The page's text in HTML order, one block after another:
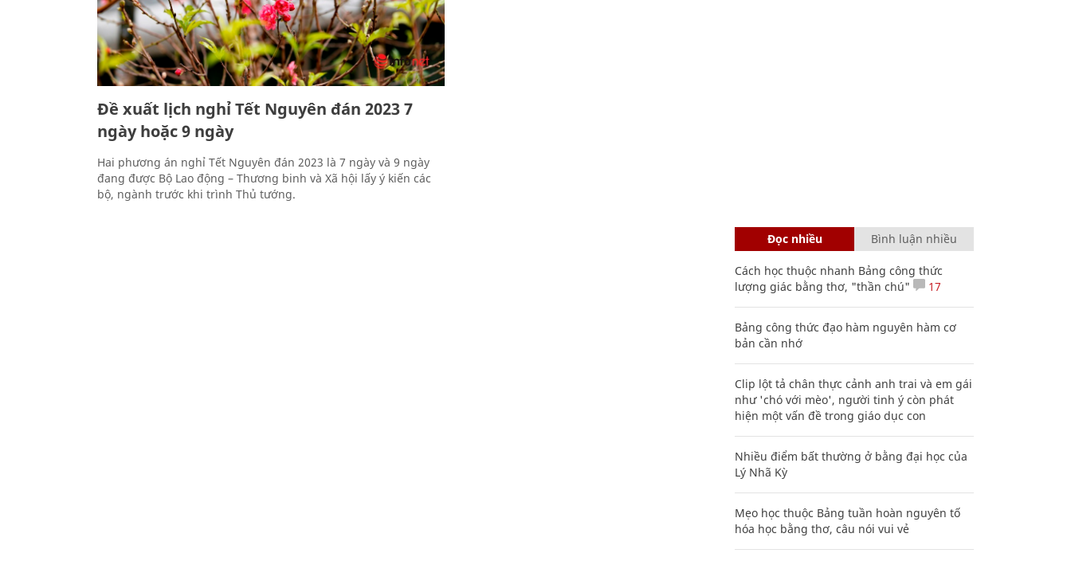
Đề xuất lịch nghỉ Tết Nguyên đán 2023 7
ngày hoặc 9 ngày
Hai phương án nghỉ Tết Nguyên đán 2023 là 7 ngày và 9 ngày
đang được Bộ Lao động – Thương binh và Xã hội lấy ý kiến các
bộ, ngành trước khi trình Thủ tướng.
Đọc nhiều Bình luận nhiều
Cách học thuộc nhanh Bảng công thức
lượng giác bằng thơ, "thần chú"
17
Bảng công thức đạo hàm nguyên hàm cơ
bản cần nhớ
Clip lột tả chân thực cảnh anh trai và em gái
như 'chó với mèo', người tinh ý còn phát
hiện một vấn đề trong giáo dục con
Nhiều điểm bất thường ở bằng đại học của
Lý Nhã Kỳ
Mẹo học thuộc Bảng tuần hoàn nguyên tố
hóa học bằng thơ, câu nói vui vẻ